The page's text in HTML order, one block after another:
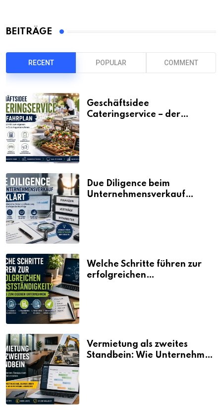
BEITRÄGE
RECENT POPULAR COMMENT
Geschäftsidee
Cateringservice – der
Due Diligence beim
Unternehmensverkauf
Welche Schritte führen zur
erfolgreichen
Vermietung als zweites
Standbein: Wie Unternehmen